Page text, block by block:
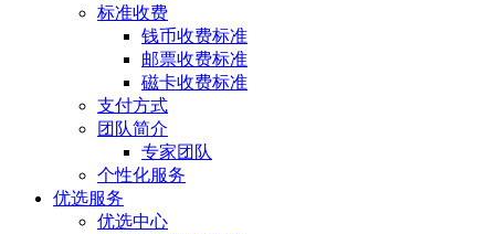
标准收费
钱币收费标准
邮票收费标准
磁卡收费标准
支付方式
团队简介
专家团队
个性化服务
优选服务
优选中心